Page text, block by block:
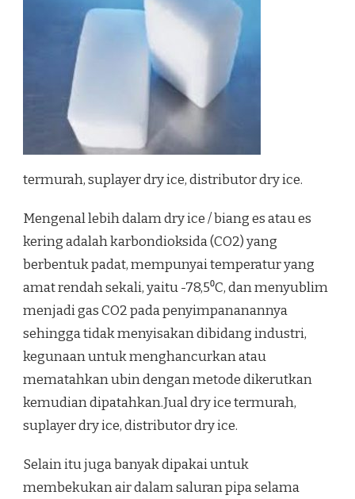
termurah, suplayer dry ice, distributor dry ice.
Mengenal lebih dalam dry ice / biang es atau es
kering adalah karbondioksida (CO2) yang
berbentuk padat, mempunyai temperatur yang
amat rendah sekali, yaitu -78,5⁰C, dan menyublim
menjadi gas CO2 pada penyimpananannya
sehingga tidak menyisakan dibidang industri,
kegunaan untuk menghancurkan atau
mematahkan ubin dengan metode dikerutkan
kemudian dipatahkan.Jual dry ice termurah,
suplayer dry ice, distributor dry ice.
Selain itu juga banyak dipakai untuk
membekukan air dalam saluran pipa selama